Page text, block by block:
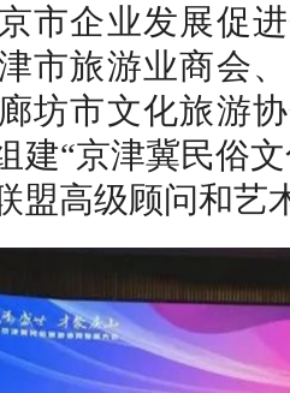
市企业发展促
市旅游业商会
坊市文化旅游
建“京津冀民俗
盟高级顾问和艺